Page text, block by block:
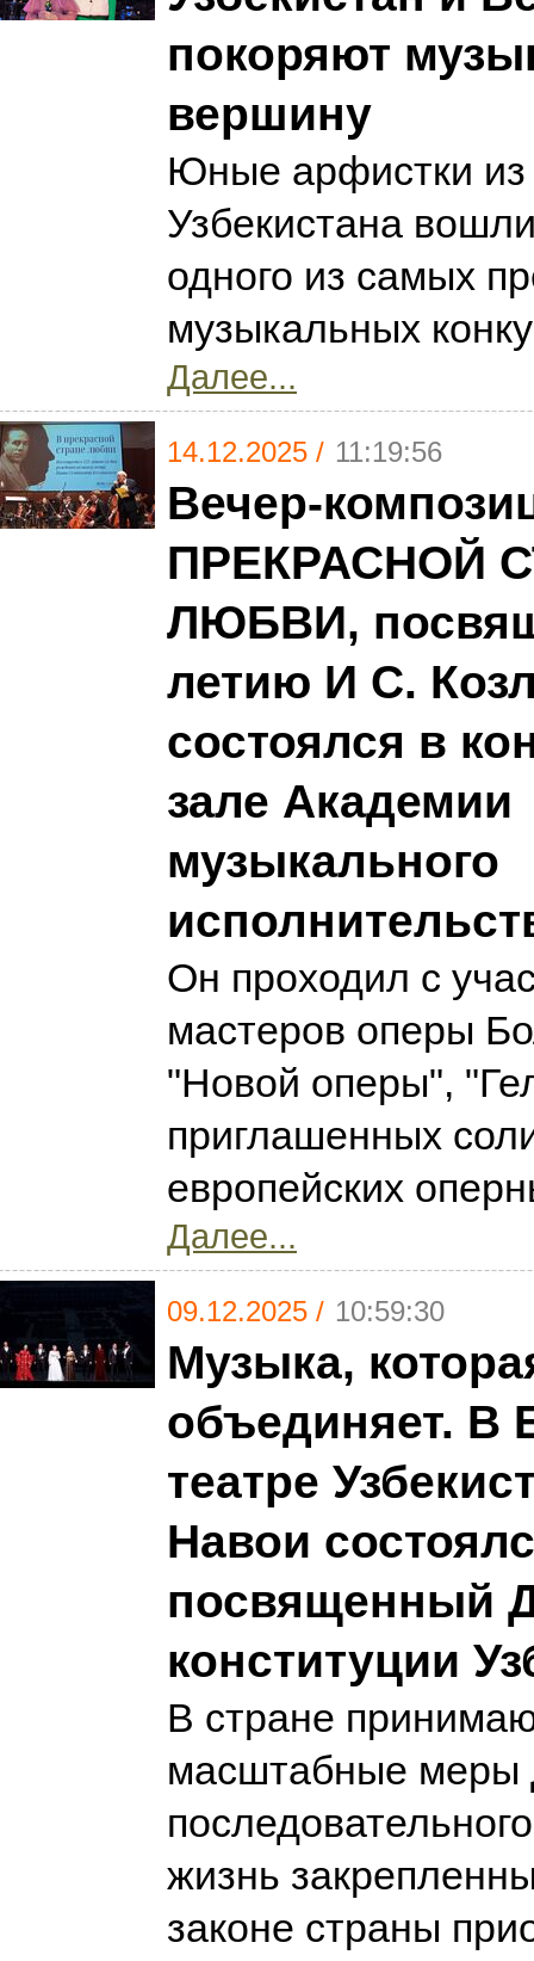
покоряют
вершину
Юные арфистки из
Узбекистана
одного из самых
музыкальных
Далее...
14.12.2025 / 11:19:56
Вечер-
ПРЕКРАСНОЙ
ЛЮБВИ,
летию И С.
состоялся в
зале Академии
музыкального
Он проходил с
мастеров оперы
"Новой оперы",
приглашенных
европейских
Далее...
09.12.2025 / 10:59:30
Музыка,
объединяет. В
театре
Навои
посвященный
конституции
В стране
масштабные меры
жизнь
законе страны